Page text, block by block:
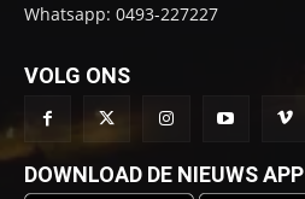
Whatsapp: 0493-227227
VOLG ONS
DOWNLOAD DE NIEUWS APP